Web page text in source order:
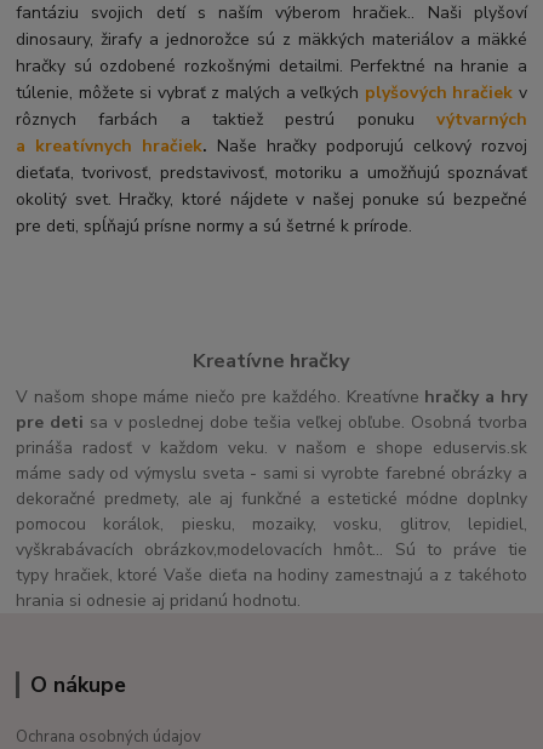
fantáziu svojich detí s naším výberom hračiek.. Naši plyšoví
dinosaury, žirafy a jednorožce sú z mäkkých materiálov a mäkké
hračky sú ozdobené rozkošnými detailmi. Perfektné na hranie a
túlenie, môžete si vybrať z malých a veľkých plyšových hračiek v
rôznych farbách a taktiež pestrú ponuku výtvarných
a kreatívnych hračiek. Naše hračky podporujú celkový rozvoj
dieťaťa, tvorivosť, predstavivosť, motoriku a umožňujú spoznávať
okolitý svet. Hračky, ktoré nájdete v našej ponuke sú bezpečné
pre deti, spĺňajú prísne normy a sú šetrné k prírode.
Kreatívne hračky
V našom shope máme niečo pre každého. Kreatívne hračky a hry
pre deti sa v poslednej dobe tešia veľkej obľube. Osobná tvorba
prináša radosť v každom veku. v našom e shope eduservis.sk
máme sady od výmyslu sveta - sami si vyrobte farebné obrázky a
dekoračné predmety, ale aj funkčné a estetické módne doplnky
pomocou korálok, piesku, mozaiky, vosku, glitrov, lepidiel,
vyškrabávacích obrázkov,modelovacích hmôt... Sú to práve tie
typy hračiek, ktoré Vaše dieťa na hodiny zamestnajú a z takéhoto
hrania si odnesie aj pridanú hodnotu.
O nákupe
Ochrana osobných údajov